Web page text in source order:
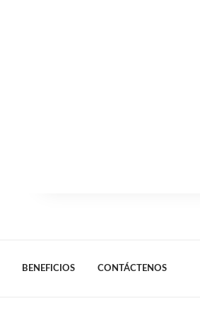
BENEFICIOS CONTÁCTENOS